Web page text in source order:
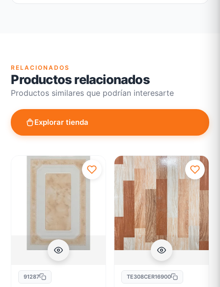
RELACIONADOS
Productos relacionados
Productos similares que podrían interesarte
Explorar tienda
91287 TE308CER16900